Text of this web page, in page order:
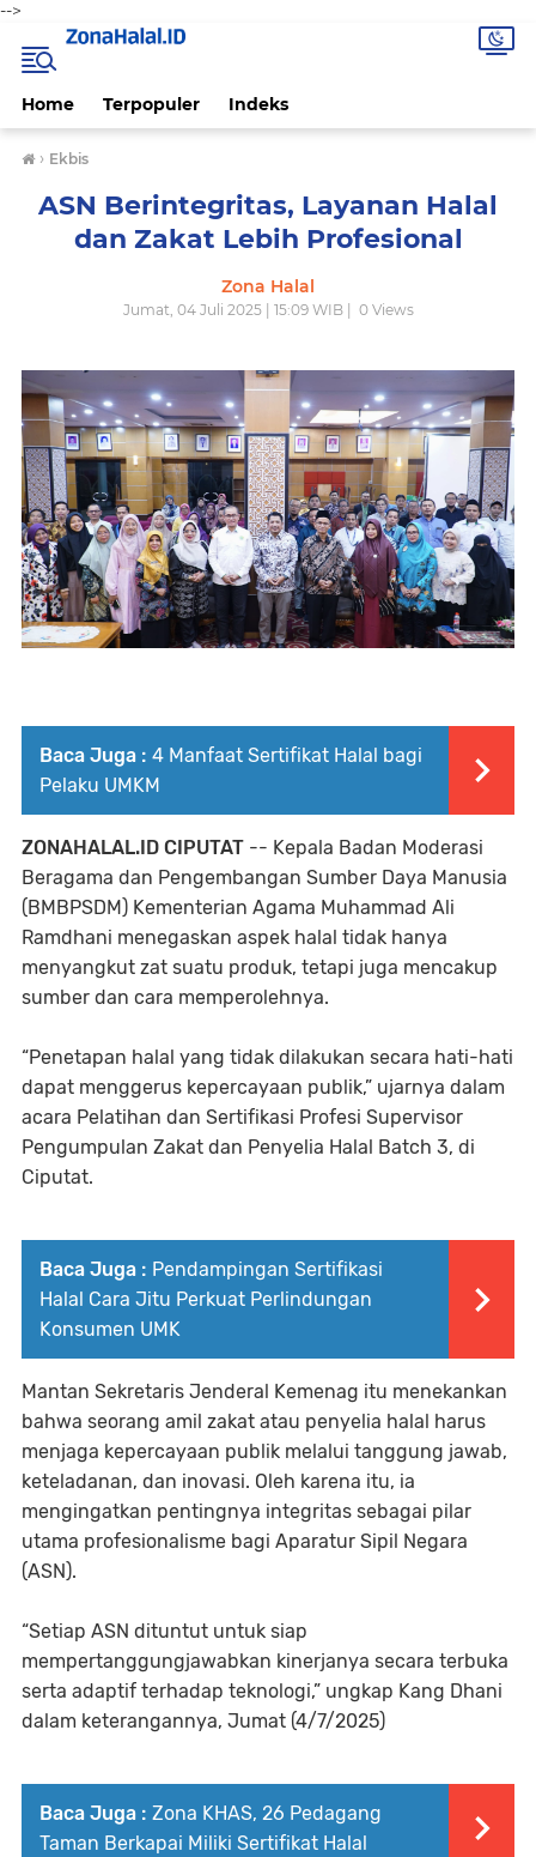
-->
Home Terpopuler Indeks
› Ekbis
ASN Berintegritas, Layanan Halal
dan Zakat Lebih Profesional
Zona Halal
Jumat, 04 Juli 2025 | 15:09 WIB | 0Views
Baca Juga : 4 Manfaat Sertifikat Halal bagi
Pelaku UMKM
ZONAHALAL.ID CIPUTAT -- Kepala Badan Moderasi
Beragama dan Pengembangan Sumber Daya Manusia
(BMBPSDM) Kementerian Agama Muhammad Ali
Ramdhani menegaskan aspek halal tidak hanya
menyangkut zat suatu produk, tetapi juga mencakup
sumber dan cara memperolehnya.
“Penetapan halal yang tidak dilakukan secara hati-hati
dapat menggerus kepercayaan publik,” ujarnya dalam
acara Pelatihan dan Sertifikasi Profesi Supervisor
Pengumpulan Zakat dan Penyelia Halal Batch 3, di
Ciputat.
Baca Juga : Pendampingan Sertifikasi
Halal Cara Jitu Perkuat Perlindungan
Konsumen UMK
Mantan Sekretaris Jenderal Kemenag itu menekankan
bahwa seorang amil zakat atau penyelia halal harus
menjaga kepercayaan publik melalui tanggung jawab,
keteladanan, dan inovasi. Oleh karena itu, ia
mengingatkan pentingnya integritas sebagai pilar
utama profesionalisme bagi Aparatur Sipil Negara
(ASN).
“Setiap ASN dituntut untuk siap
mempertanggungjawabkan kinerjanya secara terbuka
serta adaptif terhadap teknologi,” ungkap Kang Dhani
dalam keterangannya, Jumat (4/7/2025)
Baca Juga : Zona KHAS, 26 Pedagang
Taman Berkapai Miliki Sertifikat Halal